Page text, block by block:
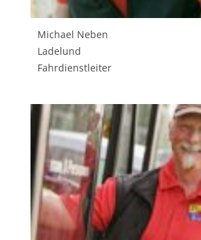
Michael Neben
Ladelund
Fahrdienstleiter